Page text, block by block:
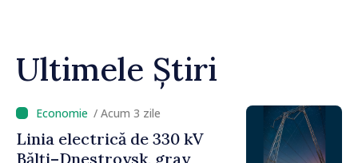
Ultimele Știri
/ Acum 3 zile
Linia electrică de 330 kV
Bălți–Dnestrovsk, grav